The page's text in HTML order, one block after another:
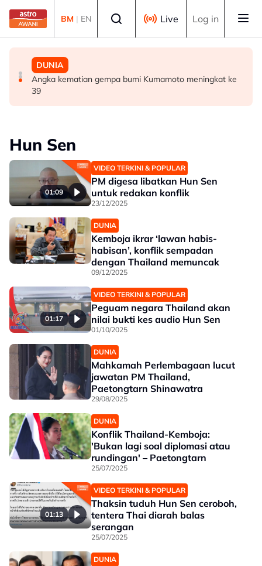
Skip to main content
BM | EN Live Log in
MALAYSIA
JMM, LMNS jalin kerjasama promosi Adat Perpatih
menerusi Perpatih Fest 2026
MALAYSIA
Kos sara hidup antara cabaran utama golongan muda
berkeluarga - Rohani
DUNIA
Angka kematian gempa bumi Kumamoto meningkat ke
39
Hun Sen
01:09
VIDEO TERKINI & POPULAR
PM digesa libatkan Hun Sen
untuk redakan konflik
23/12/2025
DUNIA
Kemboja ikrar ‘lawan habis-
habisan’, konflik sempadan
dengan Thailand memuncak
09/12/2025
01:17
VIDEO TERKINI & POPULAR
Peguam negara Thailand akan
nilai bukti kes audio Hun Sen
01/10/2025
DUNIA
Mahkamah Perlembagaan lucut
jawatan PM Thailand,
Paetongtarn Shinawatra
29/08/2025
DUNIA
Konflik Thailand-Kemboja:
'Bukan lagi soal diplomasi atau
rundingan' – Paetongtarn
25/07/2025
01:13
VIDEO TERKINI & POPULAR
Thaksin tuduh Hun Sen ceroboh,
tentera Thai diarah balas
serangan
25/07/2025
DUNIA